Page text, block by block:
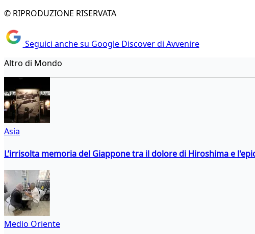
© RIPRODUZIONE RISERVATA
Seguici anche su Google Discover di Avvenire
Altro di Mondo
Asia
L’irrisolta memoria del Giappone tra il dolore di Hiroshima e
Medio Oriente